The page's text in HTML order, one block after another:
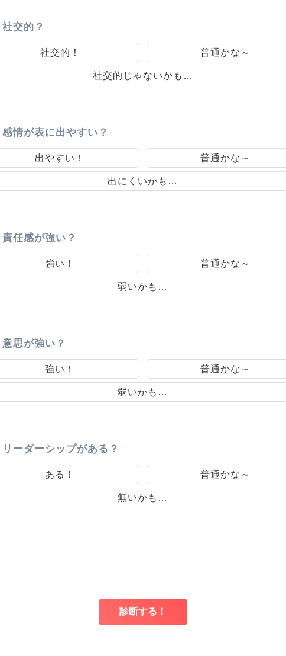
社交的？
社交的！ 普通かな～
社交的じゃないかも…
感情が表に出やすい？
出やすい！ 普通かな～
出にくいかも…
責任感が強い？
強い！ 普通かな～
弱いかも…
意思が強い？
強い！ 普通かな～
弱いかも…
リーダーシップがある？
ある！ 普通かな～
無いかも…